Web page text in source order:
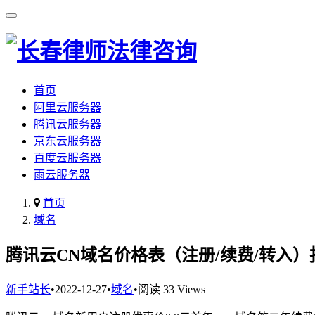
首页
阿里云服务器
腾讯云服务器
京东云服务器
百度云服务器
雨云服务器
首页
域名
腾讯云CN域名价格表（注册/续费/转入）
新手站长•2022-12-27•域名•阅读 33 Views